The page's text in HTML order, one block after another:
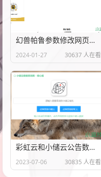
幻兽帕鲁参数修改网页源代码
2024-01-27 30637 人在看
彩虹云和小储云公告数据查询网PHP源代码
2023-07-06 30835 人在看